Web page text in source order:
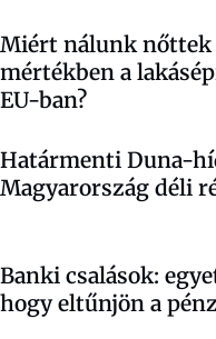
Miért nálunk nőttek
mértékben a
EU-ban?
Határmenti Duna-
Magyarország déli
Banki csalások:
hogy eltűnjön a pénz